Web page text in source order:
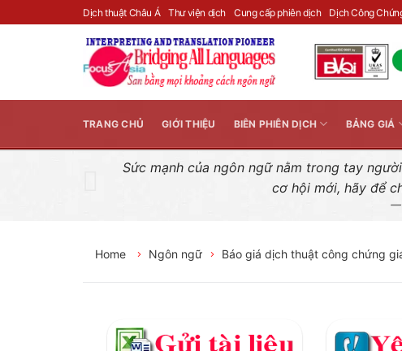
Dịch thuật Châu Á Thư viện dịch Cung cấp phiên dịch Dịch Công
TRANG CHỦ GIỚI THIỆU BIÊN PHIÊN DỊCH BẢNG GIÁ
Sức mạnh của ngôn ngữ nằm trong tay
cơ hội mới, hãy để
Home Ngôn ngữ Báo giá dịch thuật công chứng